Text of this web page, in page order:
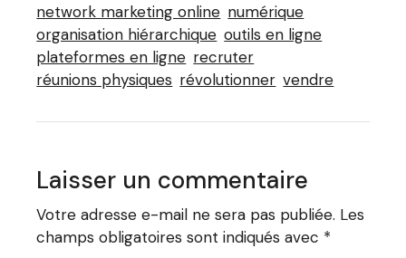
network marketing online numérique
organisation hiérarchique outils en ligne
plateformes en ligne recruter
réunions physiques révolutionner vendre
Laisser un commentaire
Votre adresse e-mail ne sera pas publiée. Les
champs obligatoires sont indiqués avec *